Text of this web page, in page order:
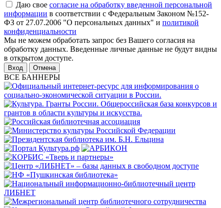
Даю свое согласие на обработку введенной персональной
информации в соответствии с Федеральным Законом №152-
ФЗ от 27.07.2006 "О персональных данных" и политикой
конфиденциальности
Мы не можем обработать запрос без Вашего согласия на
обработку данных. Введенные личные данные не будут видны
в открытом доступе.
Отмена
ВСЕ БАННЕРЫ